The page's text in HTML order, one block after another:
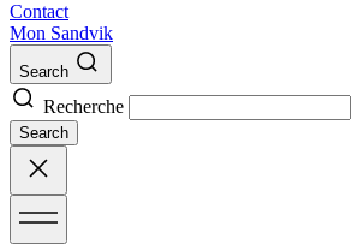
Contact
Mon Sandvik
Search
Recherche
Search